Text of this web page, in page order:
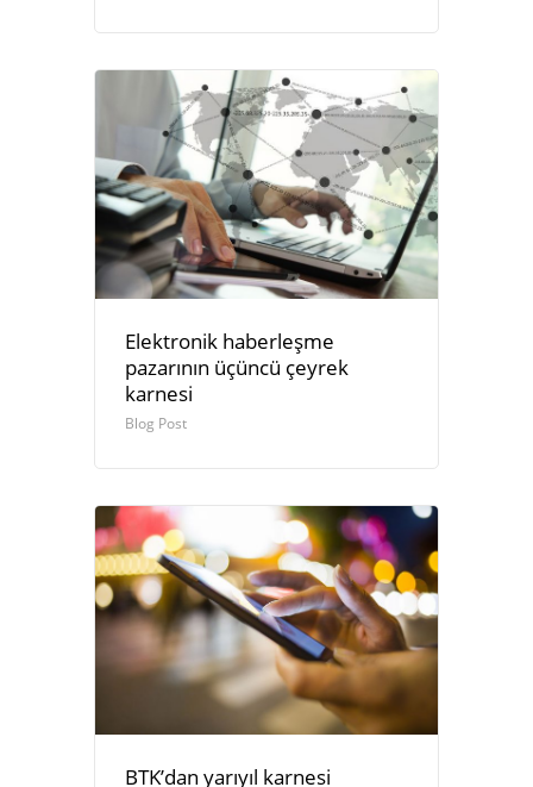
Elektronik haberleşme
pazarının üçüncü çeyrek
karnesi
Blog Post
BTK’dan yarıyıl karnesi